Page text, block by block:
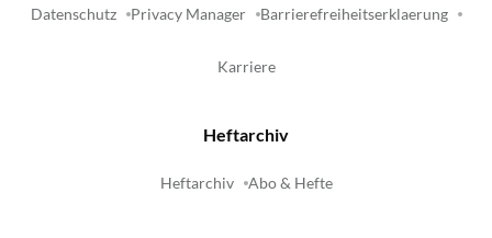
Datenschutz Privacy Manager Barrierefreiheitserklaerung
Karriere
Heftarchiv
Heftarchiv Abo & Hefte